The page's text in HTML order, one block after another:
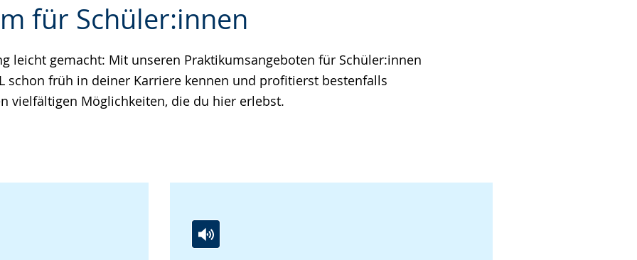
für Schüler:innen
leicht gemacht: Mit unseren Praktikumsangeboten für Schüler:innen
schon früh in deiner Karriere kennen und profitierst bestenfalls
vielfältigen Möglichkeiten, die du hier erlebst.